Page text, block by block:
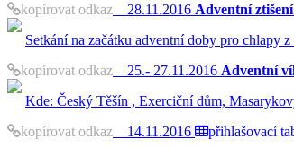
kopírovat odkaz 28.11.2016 Adventní
Setkání na začátku adventní doby pro chlapy
kopírovat odkaz 25.- 27.11.2016 Adventní
Kde: Český Těšín , Exerciční dům,
kopírovat odkaz 14.11.2016 přihlašovací